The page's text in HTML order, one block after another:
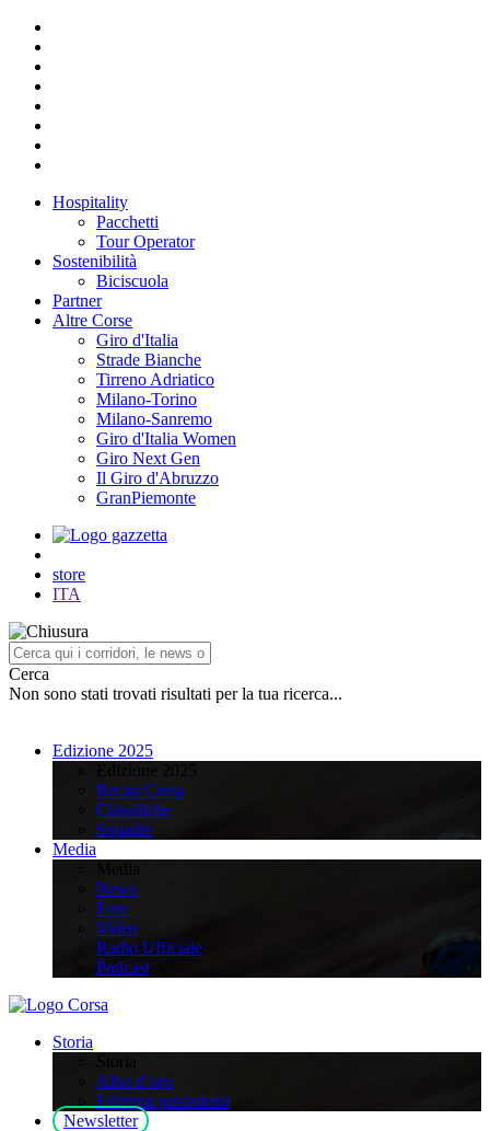
Hospitality
Pacchetti
Tour Operator
Sostenibilità
Biciscuola
Partner
Altre Corse
Giro d'Italia
Strade Bianche
Tirreno Adriatico
Milano-Torino
Milano-Sanremo
Giro d'Italia Women
Giro Next Gen
Il Giro d'Abruzzo
GranPiemonte
store
ITA
Cerca
Non sono stati trovati risultati per la tua ricerca...
Edizione 2025
Recap Corsa
Classifiche
Squadre
Media
News
Foto
Video
Radio Ufficiale
Podcast
Storia
Albo d’oro
Edizioni precedenti
Newsletter